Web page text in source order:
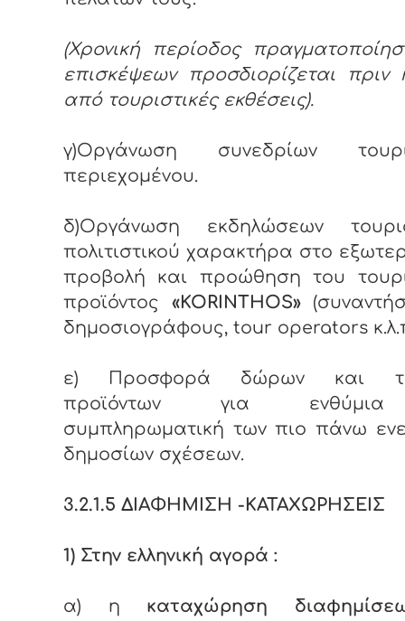
(Χρονική περίοδος
επισκέψεων προσδιορίζεται πριν
από τουριστικές εκθέσεις).
γ)Οργάνωση συνεδρίων
περιεχομένου.
δ)Οργάνωση εκδηλώσεων
πολιτιστικού χαρακτήρα στο
προβολή και προώθηση του
προϊόντος «KORINTHOS»
δημοσιογράφους, tour operators
ε) Προσφορά δώρων και
προϊόντων για
συμπληρωματική των πιο πάνω
δημοσίων σχέσεων.
3.2.1.5 ΔΙΑΦΗΜΙΣΗ -ΚΑΤΑΧΩΡΗΣΕΙΣ
1) Στην ελληνική αγορά :
α) η καταχώρηση